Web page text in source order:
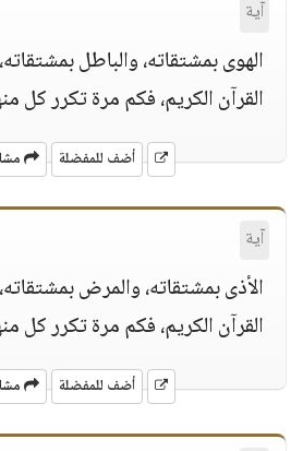
آية
الهوى بمشتقاته، والباطل
القرآن الكريم، فكم مرة تكرر كل
أضف للمفضلة
آية
الأذى بمشتقاته، والمرض
القرآن الكريم، فكم مرة تكرر كل
أضف للمفضلة